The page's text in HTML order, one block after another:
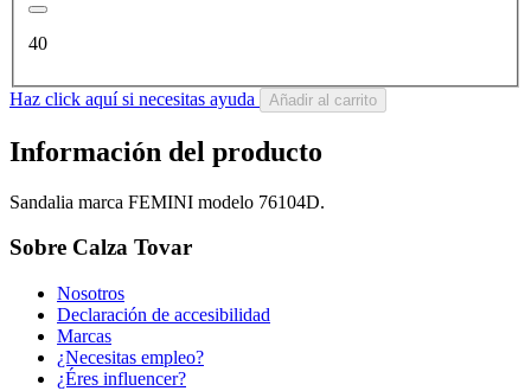
40
Haz click aquí si necesitas ayuda Añadir al carrito
Información del producto
Sandalia marca FEMINI modelo 76104D.
Sobre Calza Tovar
Nosotros
Declaración de accesibilidad
Marcas
¿Necesitas empleo?
¿Éres influencer?